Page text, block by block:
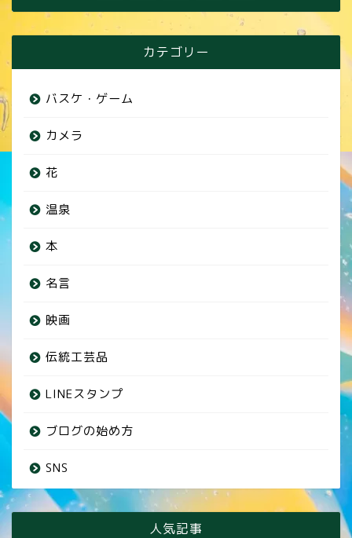
カテゴリー
バスケ・ゲーム
カメラ
花
温泉
本
名言
映画
伝統工芸品
LINEスタンプ
ブログの始め方
SNS
人気記事